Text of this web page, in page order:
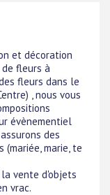
et décoration
fleurs à
fleurs dans le
, nous vous
évènementiel
des
marie, te
vente d'objets
vrac.